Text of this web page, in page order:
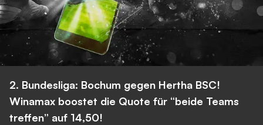
2. Bundesliga: Bochum gegen Hertha BSC!
Winamax boostet die Quote für “beide Teams
treffen” auf 14,50!